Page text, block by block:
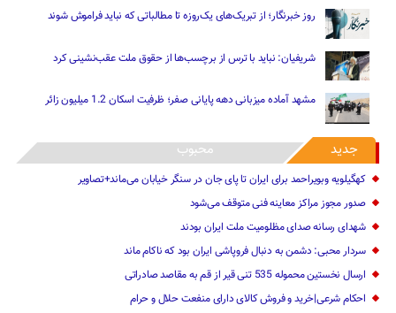
روز خبرنگار؛ از تبریک‌های یک‌روزه تا مطالباتی که نباید فراموش شوند
شریفیان: نباید با ترس از برچسب‌ها از حقوق ملت عقب‌نشینی کرد
مشهد آماده میزبانی دهه پایانی صفر؛ ظرفیت اسکان 1.2 میلیون زائر
جدید محبوب
کهگیلویه وبویراحمد برای ایران تا پای جان در سنگر خیابان می‌ماند+تصاویر
صدور مجوز مراکز معاینه فنی متوقف می‌شود
شهدای رسانه صدای مظلومیت ملت ایران بودند
سردار محبی: دشمن به دنبال فروپاشی ایران بود که ناکام ماند
ارسال نخستین محموله 535 تنی قیر از قم به مقاصد صادراتی
احکام شرعی|خرید و فروش کالای دارای منفعت حلال و حرام